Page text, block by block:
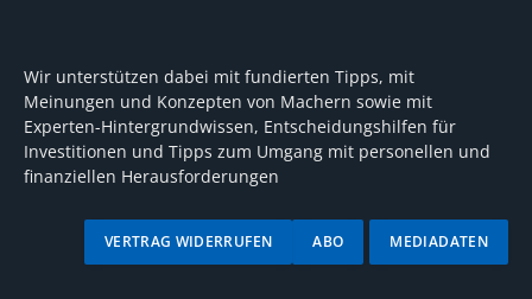
Wir unterstützen dabei mit fundierten Tipps, mit
Meinungen und Konzepten von Machern sowie mit
Experten-Hintergrundwissen, Entscheidungshilfen für
Investitionen und Tipps zum Umgang mit personellen und
finanziellen Herausforderungen
MEDIADATEN
ABO
VERTRAG WIDERRUFEN